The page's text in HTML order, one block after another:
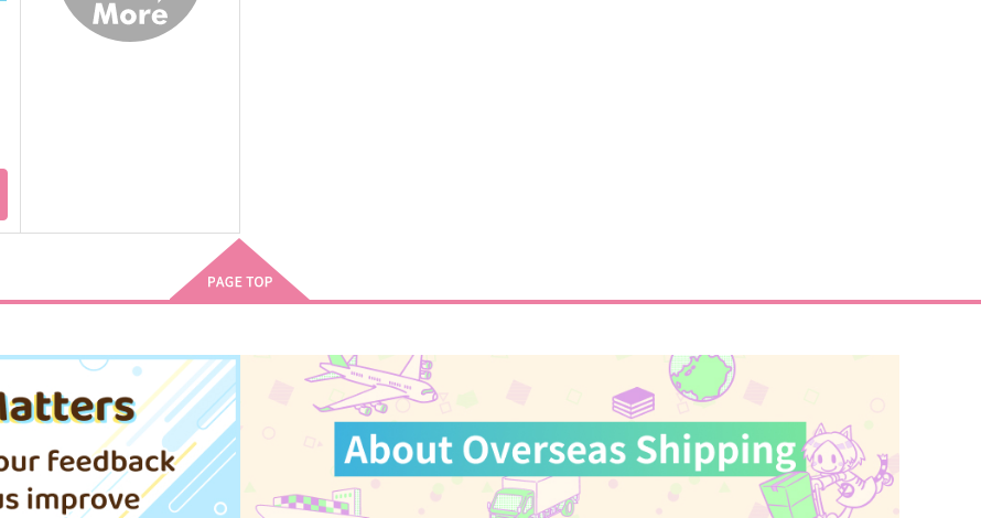
チャンスは三度！
787円（税込）
サンプル 作品詳細
燎火を灯す
1,010円 （税込）
流川楓×桜木花道
作品詳細
パレードルート
787円
サンプル 作品詳細
赤点カレシ
451円
流川楓×桜木花道
サンプル 作品詳細